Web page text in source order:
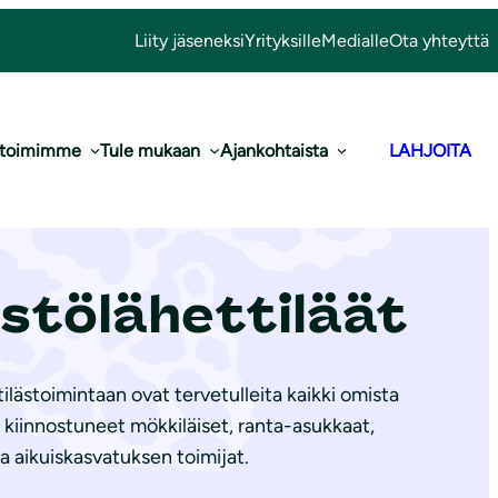
Liity jäseneksiYrityksilleMedialleOta yhteyttä
Tule mukaan Ajankohtaista LAHJOITA
ovat tervetulleita kaikki omista
kiinnostuneet mökkiläiset, ranta-asukkaat,
aikuiskasvatuksen toimijat.